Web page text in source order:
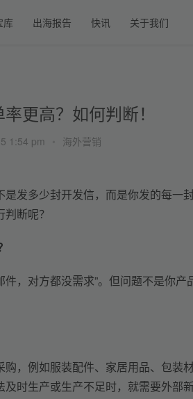
库 出海报告 快讯 关于我们
更高？如何判断！
1:54 pm 海外营销
是发多少封开发信，而是你发的每一
断呢？
，对方都没需求”。但问题不是你
，例如服装配件、家居用品、包装
时生产或生产不足时，就需要外部